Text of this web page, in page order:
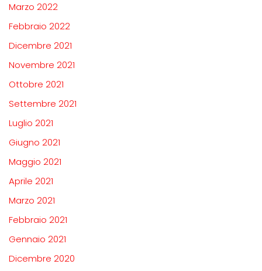
Marzo 2022
Febbraio 2022
Dicembre 2021
Novembre 2021
Ottobre 2021
Settembre 2021
Luglio 2021
Giugno 2021
Maggio 2021
Aprile 2021
Marzo 2021
Febbraio 2021
Gennaio 2021
Dicembre 2020